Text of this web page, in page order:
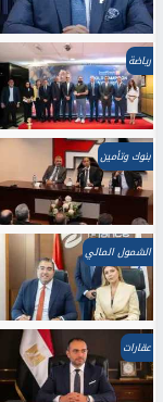
رياضة
بنوك وتأمين
الشمول المالي
عقارات